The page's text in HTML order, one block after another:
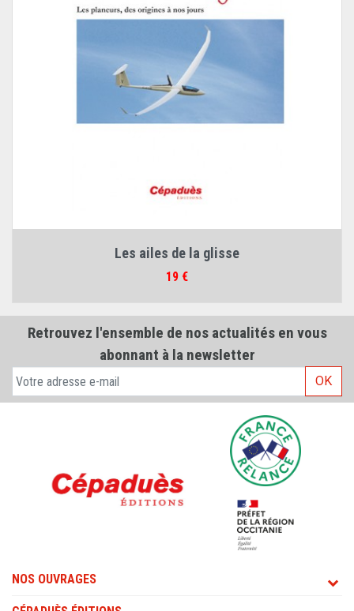
Les ailes de la glisse
Prix
19 €
Retrouvez l'ensemble de nos actualités en vous
abonnant à la newsletter
OK
NOS OUVRAGES